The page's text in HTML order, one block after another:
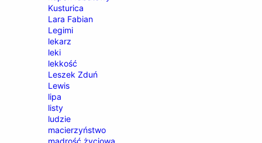
Kusturica
Lara Fabian
Legimi
lekarz
leki
lekkość
Leszek Zduń
Lewis
lipa
listy
ludzie
macierzyństwo
mądrość życiowa